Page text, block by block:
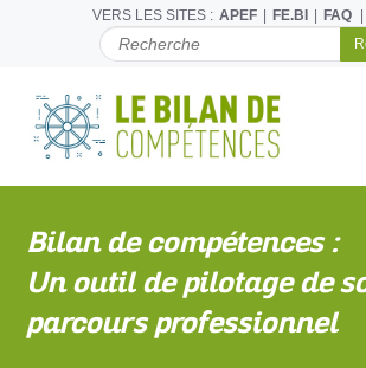
VERS LES SITES : APEF FE.BI FAQ
C
E
C
H
A
R
Bilan de compétences :
Un outil de pilotage de
parcours professionnel